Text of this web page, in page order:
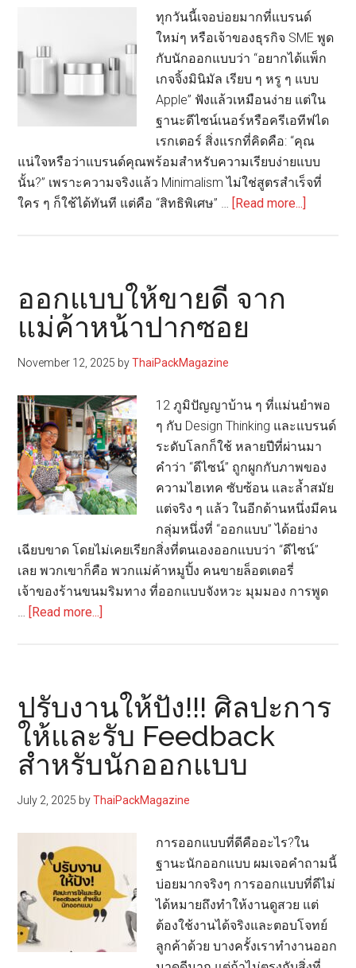
ทุกวันนี้เจอบ่อยมากที่แบรนด์
ใหม่ๆ หรือเจ้าของธุรกิจ SME พูด
กับนักออกแบบว่า “อยากได้แพ็ก
เกจจิ้งมินิมัล เรียบ ๆ หรู ๆ แบบ
Apple” ฟังแล้วเหมือนง่าย แต่ใน
ฐานะดีไซน์เนอร์หรือครีเอทีฟได
เรกเตอร์ สิ่งแรกที่คิดคือ: “คุณ
แน่ใจหรือว่าแบรนด์คุณพร้อมสำหรับความเรียบง่ายแบบ
นั้น?” เพราะความจริงแล้ว Minimalism ไม่ใช่สูตรสำเร็จที่
ใคร ๆ ก็ใช้ได้ทันที แต่คือ “สิทธิพิเศษ” …
[Read more...]
ดาบส
องคม
ออกแบบให้ขายดี จาก
แม่ค้าหน้าปากซอย
November 12, 2025 byThaiPackMagazine
12 ภูมิปัญญาบ้าน ๆ ที่แม่นยำพอ
ๆ กับ Design Thinking และแบรนด์
ระดับโลกก็ใช้ หลายปีที่ผ่านมา
คำว่า “ดีไซน์” ถูกผูกกับภาพของ
ความไฮเทค ซับซ้อน และล้ำสมัย
แต่จริง ๆ แล้ว ในอีกด้านหนึ่งมีคน
กลุ่มหนึ่งที่ “ออกแบบ” ได้อย่าง
เฉียบขาด โดยไม่เคยเรียกสิ่งที่ตนเองออกแบบว่า “ดีไซน์”
เลย พวกเขาก็คือ พวกแม่ค้าหมูปิ้ง คนขายล็อตเตอรี่
เจ้าของร้านขนมริมทาง ที่ออกแบบจังหวะ มุมมอง การพูด
…
[Read more...]
จาก
แม่ค้า
หน้า
ปาก
ซอย
ปรับงานให้ปัง!!! ศิลปะการ
ให้และรับ Feedback
สำหรับนักออกแบบ
July 2, 2025 byThaiPackMagazine
การออกแบบที่ดีคืออะไร?ใน
ฐานะนักออกแบบ ผมเจอคำถามนี้
บ่อยมากจริงๆ การออกแบบที่ดีไม่
ได้หมายถึงทำให้งานดูสวย แต่
ต้องใช้งานได้จริงและตอบโจทย์
ลูกค้าด้วย บางครั้งเราทำงานออก